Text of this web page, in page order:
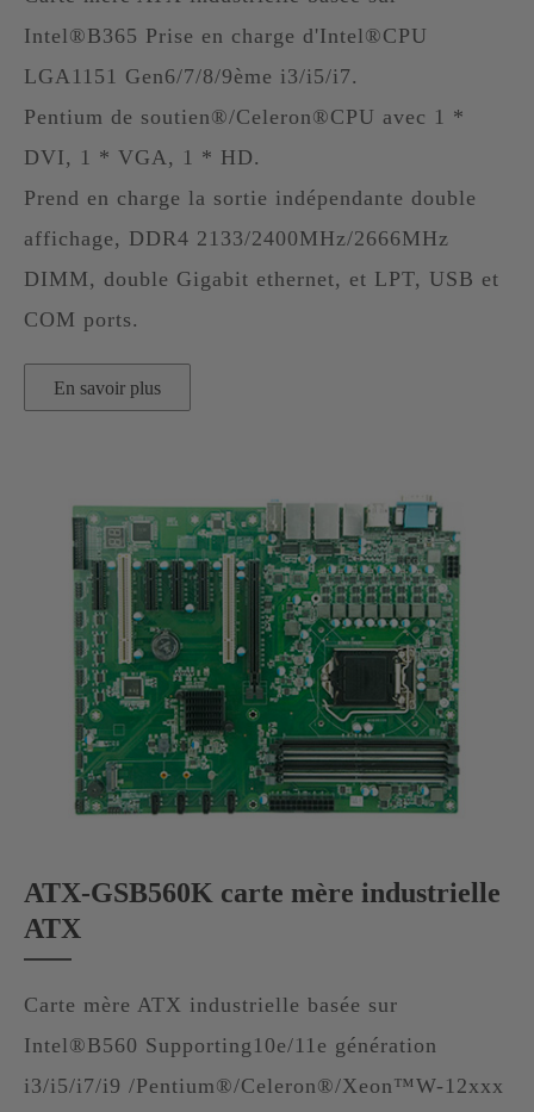
Intel®B365 Prise en charge d'Intel®CPU
LGA1151 Gen6/7/8/9ème i3/i5/i7.
Pentium de soutien®/Celeron®CPU avec 1 *
DVI, 1 * VGA, 1 * HD.
Prend en charge la sortie indépendante double
affichage, DDR4 2133/2400MHz/2666MHz
DIMM, double Gigabit ethernet, et LPT, USB et
COM ports.
En savoir plus
ATX-GSB560K carte mère industrielle
ATX
Carte mère ATX industrielle basée sur
Intel®B560 Supporting10e/11e génération
i3/i5/i7/i9 /Pentium®/Celeron®/Xeon™W-12xxx